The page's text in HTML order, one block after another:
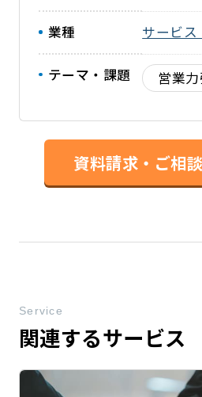
業種 サービス
テーマ・課題 営業
資料請求・ご相
関連するサービス
Service